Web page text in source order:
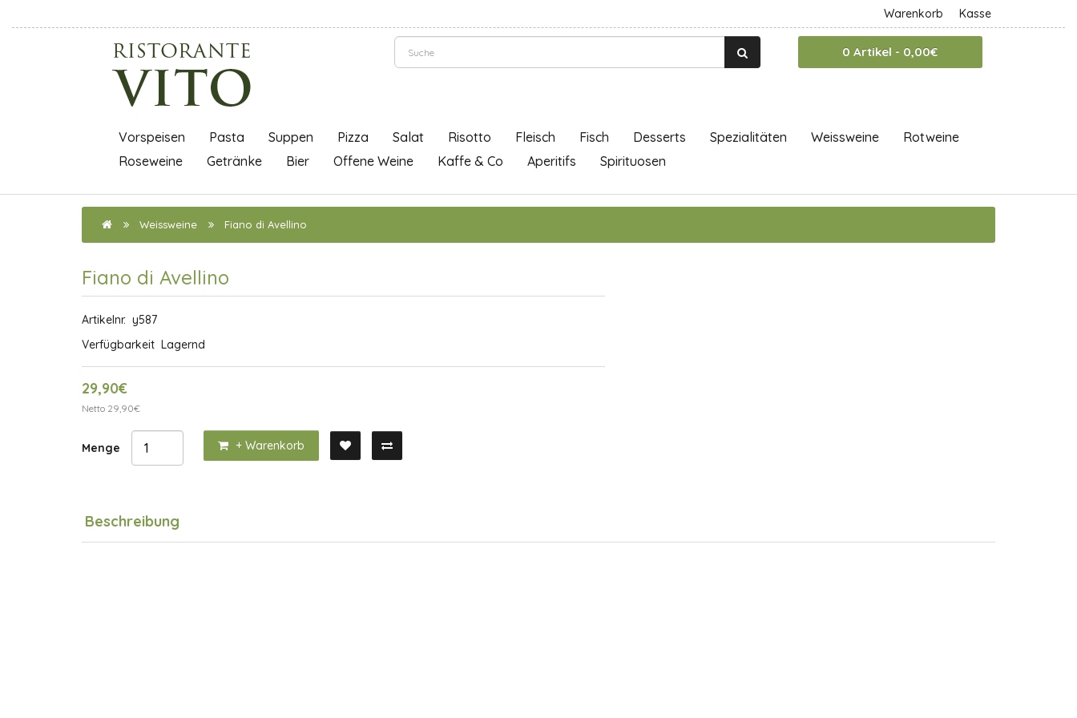
Warenkorb Kasse
0 Artikel - 0,00€
Vorspeisen Pasta Suppen Pizza Salat Risotto Fleisch Fisch Desserts Spezialitäten Weissweine
Rotweine
Roseweine
Getränke Bier Offene Weine Kaffe & Co Aperitifs Spirituosen
Weissweine Fiano di Avellino
Fiano di Avellino
Artikelnr. y587
Verfügbarkeit Lagernd
29,90€
Netto 29,90€
Menge + Warenkorb
Beschreibung